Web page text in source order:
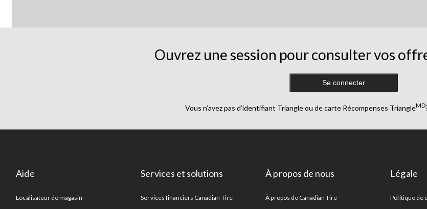
Ouvrez une session pour consulter vos
Se connecter
Vous n’avez pas d’identifiant Triangle ou de carte Récompenses TriangleMD
Aide
Localisateur de magasin
Services et solutions
Services financiers Canadian Tire
À propos de nous
À propos de Canadian Tire
Légale
Politique de